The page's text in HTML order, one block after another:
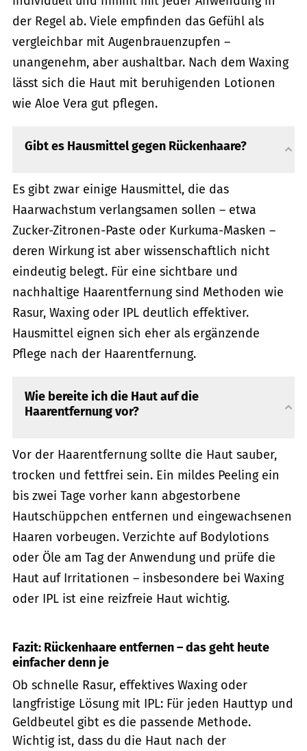
der Regel ab. Viele empfinden das Gefühl als
vergleichbar mit Augenbrauenzupfen –
unangenehm, aber aushaltbar. Nach dem Waxing
lässt sich die Haut mit beruhigenden Lotionen
wie Aloe Vera gut pflegen.
Gibt es Hausmittel gegen Rückenhaare?
Es gibt zwar einige Hausmittel, die das
Haarwachstum verlangsamen sollen – etwa
Zucker-Zitronen-Paste oder Kurkuma-Masken –
deren Wirkung ist aber wissenschaftlich nicht
eindeutig belegt. Für eine sichtbare und
nachhaltige Haarentfernung sind Methoden wie
Rasur, Waxing oder IPL deutlich effektiver.
Hausmittel eignen sich eher als ergänzende
Pflege nach der Haarentfernung.
Wie bereite ich die Haut auf die
Haarentfernung vor?
Vor der Haarentfernung sollte die Haut sauber,
trocken und fettfrei sein. Ein mildes Peeling ein
bis zwei Tage vorher kann abgestorbene
Hautschüppchen entfernen und eingewachsenen
Haaren vorbeugen. Verzichte auf Bodylotions
oder Öle am Tag der Anwendung und prüfe die
Haut auf Irritationen – insbesondere bei Waxing
oder IPL ist eine reizfreie Haut wichtig.
Fazit: Rückenhaare entfernen – das geht heute
einfacher denn je
Ob schnelle Rasur, effektives Waxing oder
langfristige Lösung mit IPL: Für jeden Hauttyp und
Geldbeutel gibt es die passende Methode.
Wichtig ist, dass du die Haut nach der